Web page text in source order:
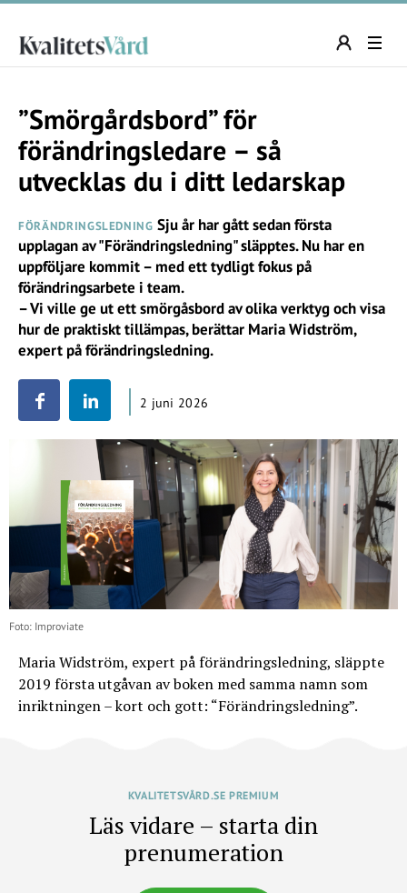
”Smörgårdsbord” för
förändringsledare – så
utvecklas du i ditt ledarskap
FÖRÄNDRINGSLEDNING Sju år har gått sedan första
upplagan av "Förändringsledning" släpptes. Nu har en
uppföljare kommit – med ett tydligt fokus på
förändringsarbete i team.
– Vi ville ge ut ett smörgåsbord av olika verktyg och visa
hur de praktiskt tillämpas, berättar Maria Widström,
expert på förändringsledning.
2 juni 2026
Foto: Improviate
Maria Widström, expert på förändringsledning, släppte
2019 första utgåvan av boken med samma namn som
inriktningen – kort och gott: “Förändringsledning”.
KVALITETSVÅRD.SE PREMIUM
Läs vidare – starta din
prenumeration